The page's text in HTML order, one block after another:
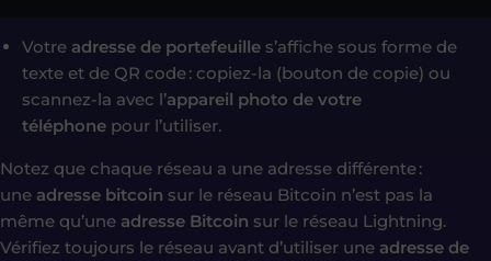
Votre adresse de portefeuille s’affiche sous forme de
texte et de QR code : copiez-la (bouton de copie) ou
scannez-la avec l’appareil photo de votre
téléphone pour l’utiliser.
Notez que chaque réseau a une adresse différente :
une adresse bitcoin sur le réseau Bitcoin n’est pas la
même qu’une adresse Bitcoin sur le réseau Lightning.
Vérifiez toujours le réseau avant d’utiliser une adresse de